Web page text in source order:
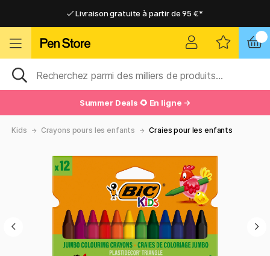
Livraison gratuite à partir de 95 €*
Livraison domicile ou point relais
Livraison gratuite à partir de 95 €*
Livraison domicile ou point relais
Summer Deals 🌻 En ligne →
Kids Crayons pours les enfants Craies pour les enfants